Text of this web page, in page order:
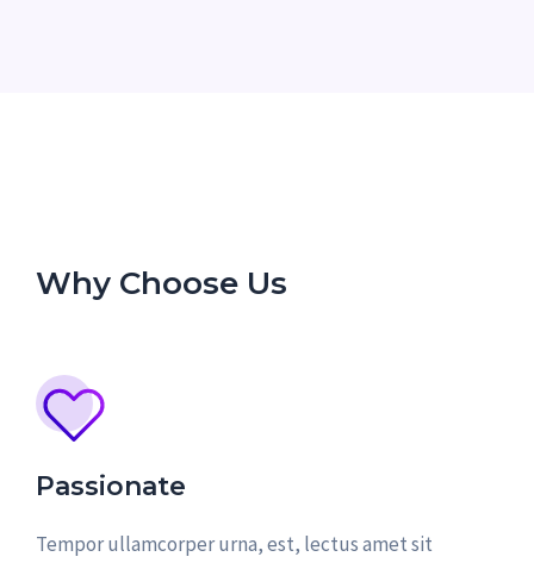
Why Choose Us
Passionate
Tempor ullamcorper urna, est, lectus amet sit